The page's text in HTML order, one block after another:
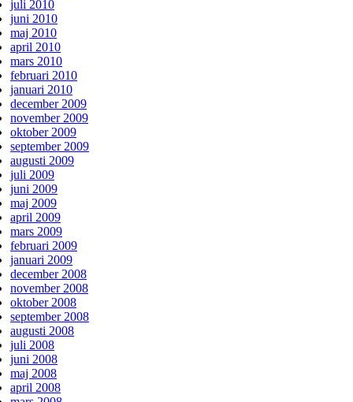
juli 2010
juni 2010
maj 2010
april 2010
mars 2010
februari 2010
januari 2010
december 2009
november 2009
oktober 2009
september 2009
augusti 2009
juli 2009
juni 2009
maj 2009
april 2009
mars 2009
februari 2009
januari 2009
december 2008
november 2008
oktober 2008
september 2008
augusti 2008
juli 2008
juni 2008
maj 2008
april 2008